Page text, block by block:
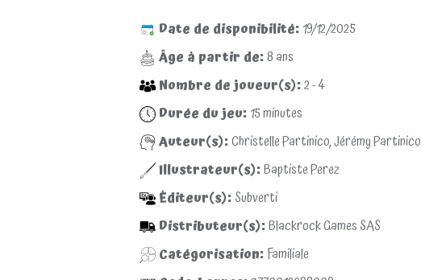
Date de disponibilité:19/12/2025
Âge à partir de:8ans
Nombre de joueur(s):2 - 4
Durée du jeu:15minutes
Auteur(s):Christelle Partinico, Jérémy Partinico
Illustrateur(s):Baptiste Perez
Éditeur(s):Subverti
Distributeur(s):Blackrock Games SAS
Catégorisation:Familiale